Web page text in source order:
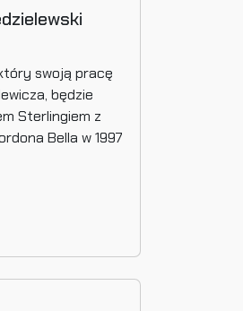
swoją pracę
będzie
Sterlingiem z
Bella w 1997